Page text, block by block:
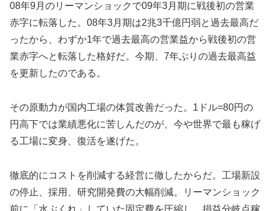
08年9月のリーマンショックで09年3月期に戦後初の営業
赤字に転落した。08年3月期は2兆3千億円弱と過去最高だ
ったから、わずか1年で過去最高の営業益から戦後初の営
業赤字へと転落した格好だ。今期、7年ぶりの過去最高益
を更新したのである。
その原動力が国内工場の体質改善だった。1ドル=80円の
円高下では業績悪化に苦しんだのが、今や世界で最も稼げ
る工場に変身、復活を遂げた。
徹底的にコストを削減する経営に徹したからだ。工場新設
の停止、採用、研究開発費の大幅削減。リーマンショック
前に「水ぶくれ」していた固定費を圧縮し、損益分岐点稼